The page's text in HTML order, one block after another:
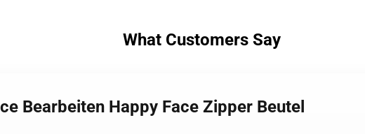
What Customers Say
Bearbeiten Happy Face Zipper Beutel